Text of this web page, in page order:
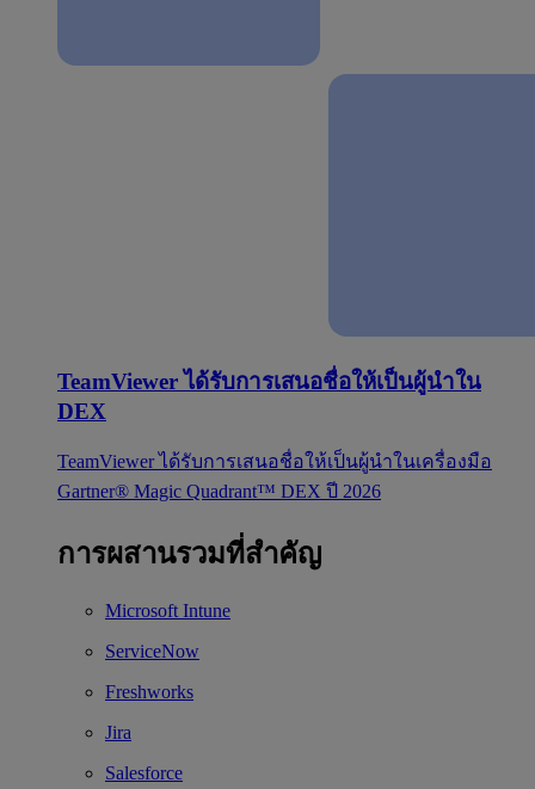
TeamViewer ได้รับการเสนอชื่อให้เป็นผู้นำใน
DEX
TeamViewer ได้รับการเสนอชื่อให้เป็นผู้นำในเครื่องมือ
Gartner® Magic Quadrant™ DEX ปี 2026
การผสานรวมที่สำคัญ
Microsoft Intune
ServiceNow
Freshworks
Jira
Salesforce